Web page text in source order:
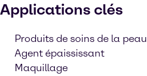
Applications clés
Produits de soins de la peau
Agent épaississant
Maquillage